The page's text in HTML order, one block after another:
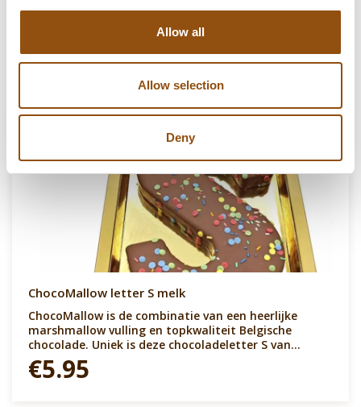
Allow all
Allow selection
Deny
ChocoMallow letter S melk
ChocoMallow is de combinatie van een heerlijke
marshmallow vulling en topkwaliteit Belgische
chocolade. Uniek is deze chocoladeletter S van
ChocoMallow. De letter heeft het formaat van een
grote chocoladeletter en kan dus voor een verrassing
€5.95